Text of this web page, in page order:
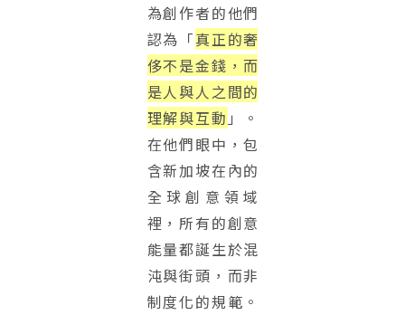
為創作者的他們
認為「真正的奢
侈不是金錢，而
是人與人之間的
理解與互動 」。
在他們眼中，包
含新加坡在內的
全球創意領域
裡，所有的創意
能量都誕生於混
沌與街頭，而非
制度化的規範。